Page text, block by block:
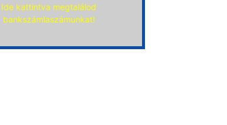
Ide kattintva megtalálod
bankszámlaszámunkat!